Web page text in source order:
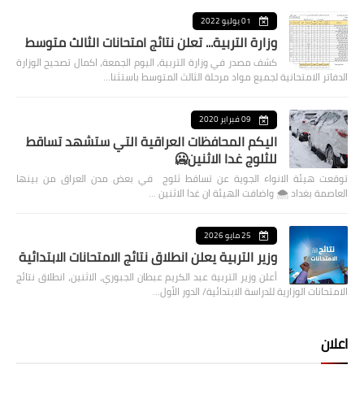
01 يوليو 2022
وزارة التربية... تعلن نتائج امتحانات الثالث متوسط
كشف مصدر في وزارة التربية، اليوم الجمعة، اكمال تصحيح الوزارة
الدفاتر الامتحانية لجميع مواد مرحلة الثالث المتوسط باستثنا…
09 فبراير 2020
اليكم المحافظات العراقية التي ستشهد تساقط
للثلوج غدا الاثنين🥶
توقعت هيئة الانواء الجوية عن تساقط ثلوج في بعض مدن العراق من بينها
العاصمة بغداد ⁦🌨️⁩ واضافت الهيئة ان غدا الاثنين …
25 مايو 2026
وزير التربية يعلن انطلاق نتائج الامتحانات الابتدائية
أعلن وزير التربية عبد الكريم عبطان الجبوري، الاثنين، انطلاق نتائج
الامتحانات الوزارية للدراسة الابتدائية/ الدور الأول…
اعلان